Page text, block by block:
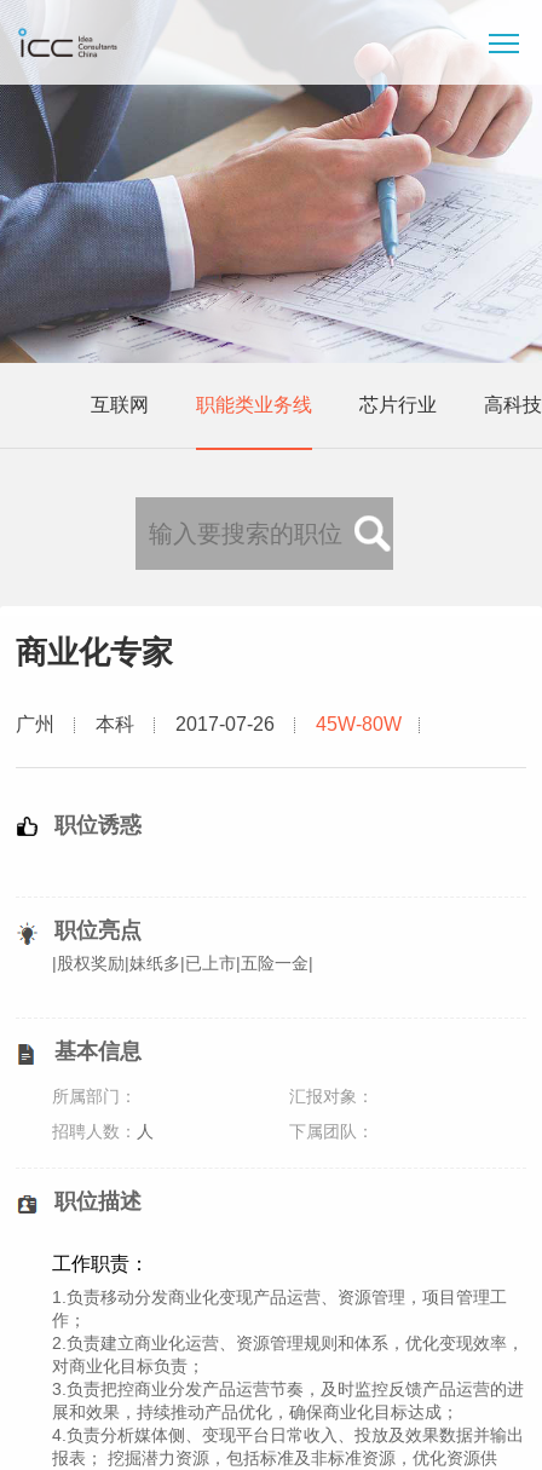
互联网 职能类业务线 芯片行业 高科技
商业化专家
广州 本科 2017-07-26 45W-80W
职位诱惑
职位亮点
|股权奖励|妹纸多|已上市|五险一金|
基本信息
所属部门：
汇报对象：
招聘人数： 人 下属团队：
职位描述
工作职责：
1.负责移动分发商业化变现产品运营、资源管理，项目管理工
作；
2.负责建立商业化运营、资源管理规则和体系，优化变现效率，
对商业化目标负责；
3.负责把控商业分发产品运营节奏，及时监控反馈产品运营的进
展和效果，持续推动产品优化，确保商业化目标达成；
4.负责分析媒体侧、变现平台日常收入、投放及效果数据并输出
报表； 挖掘潜力资源，包括标准及非标准资源，优化资源供